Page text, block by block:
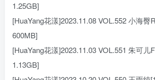
1.25GB]
[HuaYang花漾]2023.11.08 VOL.552 小海臀
600MB]
[HuaYang花漾]2023.11.03 VOL.551 朱可儿
1.13GB]